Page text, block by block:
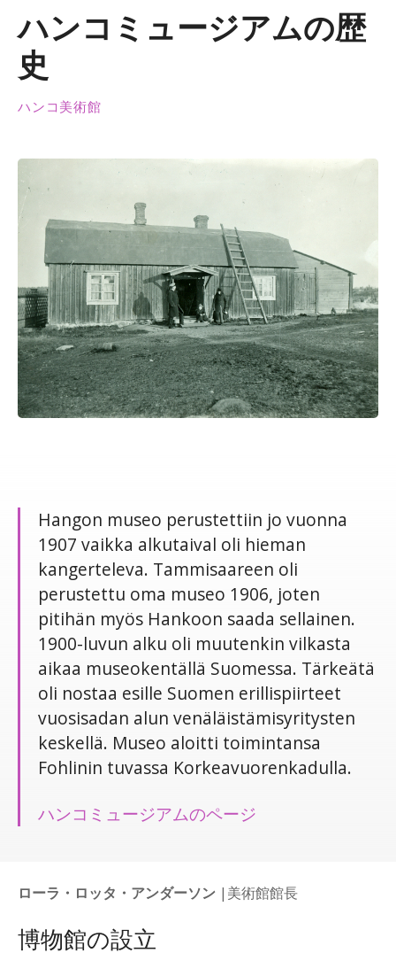
ハンコミュージアムの歴
史
ハンコ美術館
Hangon museo perustettiin jo vuonna
1907 vaikka alkutaival oli hieman
kangerteleva. Tammisaareen oli
perustettu oma museo 1906, joten
pitihän myös Hankoon saada sellainen.
1900-luvun alku oli muutenkin vilkasta
aikaa museokentällä Suomessa. Tärkeätä
oli nostaa esille Suomen erillispiirteet
vuosisadan alun venäläistämisyritysten
keskellä. Museo aloitti toimintansa
Fohlinin tuvassa Korkeavuorenkadulla.
ハンコミュージアムのページ
ローラ・ロッタ・アンダーソン |美術館館長
博物館の設立